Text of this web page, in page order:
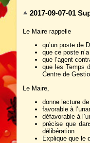
2017-09-07-01
Le Maire rappelle
qu’un poste de
que ce poste
que l’agent
que les Temps
Centre de
Le Maire,
donne lecture
favorable à
défavorable à
précise que
délibération.
Explique que le